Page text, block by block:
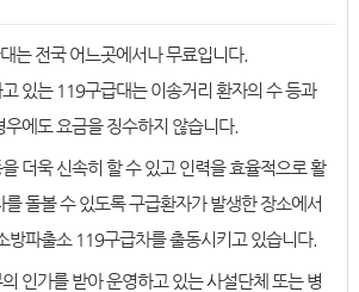
는 전국 어느곳에서나 무료입니다.
있는 119구급대는 이송거리 환자의 수 등과
에도 요금을 징수하지 않습니다.
더욱 신속히 할 수 있고 인력을 효율적으로 활
돌볼 수 있도록 구급환자가 발생한 장소에서
방파출소 119구급차를 출동시키고 있습니다.
인가를 받아 운영하고 있는 사설단체 또는 병